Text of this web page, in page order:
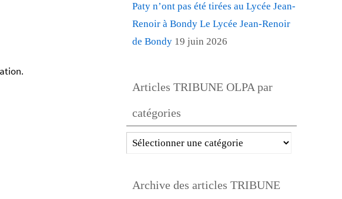
Paty n’ont pas été tirées au Lycée Jean-
Renoir à Bondy Le Lycée Jean-Renoir
de Bondy 19 juin 2026
Articles TRIBUNE OLPA par
catégories
Articles
TRIBUNE
par
Archive des articles TRIBUNE